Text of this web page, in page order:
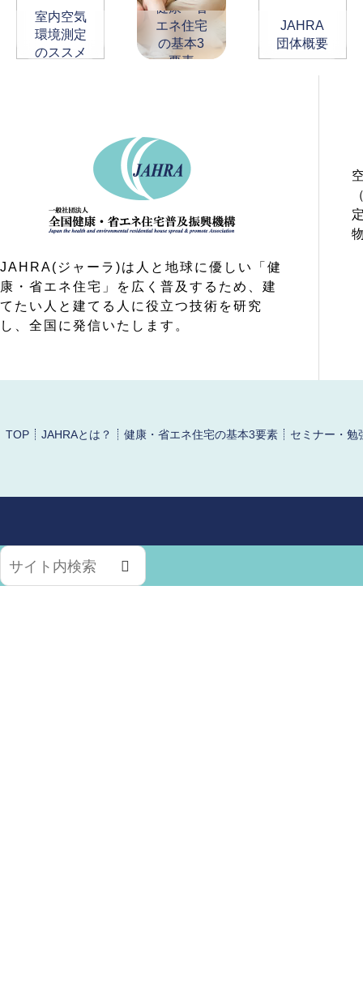
室内空気
環境測定
のススメ
健康・省
エネ住宅
の基本3
要素
JAHRA
団体概要
JAHRA(ジャーラ)は人と地球に優しい「健
康・省エネ住宅」を広く普及するため、建
てたい人と建てる人に役立つ技術を研究
し、全国に発信いたします。
TOP JAHRAとは？ 健康・省エネ住宅の基本3要素 セミナー・勉
検
索: